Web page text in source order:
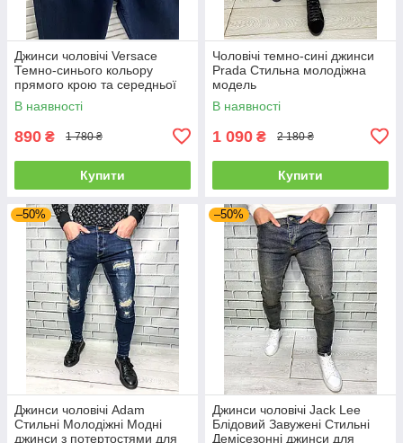
Джинси чоловічі Versace
Темно-синього кольору
прямого крою та середньої
посадки
В наявності
890 ₴ 1 780 ₴
Купити
Чоловічі темно-сині джинси
Prada Стильна молодіжна
модель
В наявності
1 090 ₴ 2 180 ₴
Купити
–50%
Джинси чоловічі Adam
Стильні Молодіжні Модні
джинси з потертостями для
–50%
Джинси чоловічі Jack Lee
Блідовий Завужені Стильні
Демісезонні джинси для